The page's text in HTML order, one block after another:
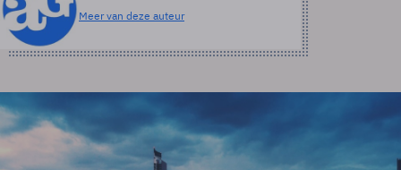
Meer van deze auteur